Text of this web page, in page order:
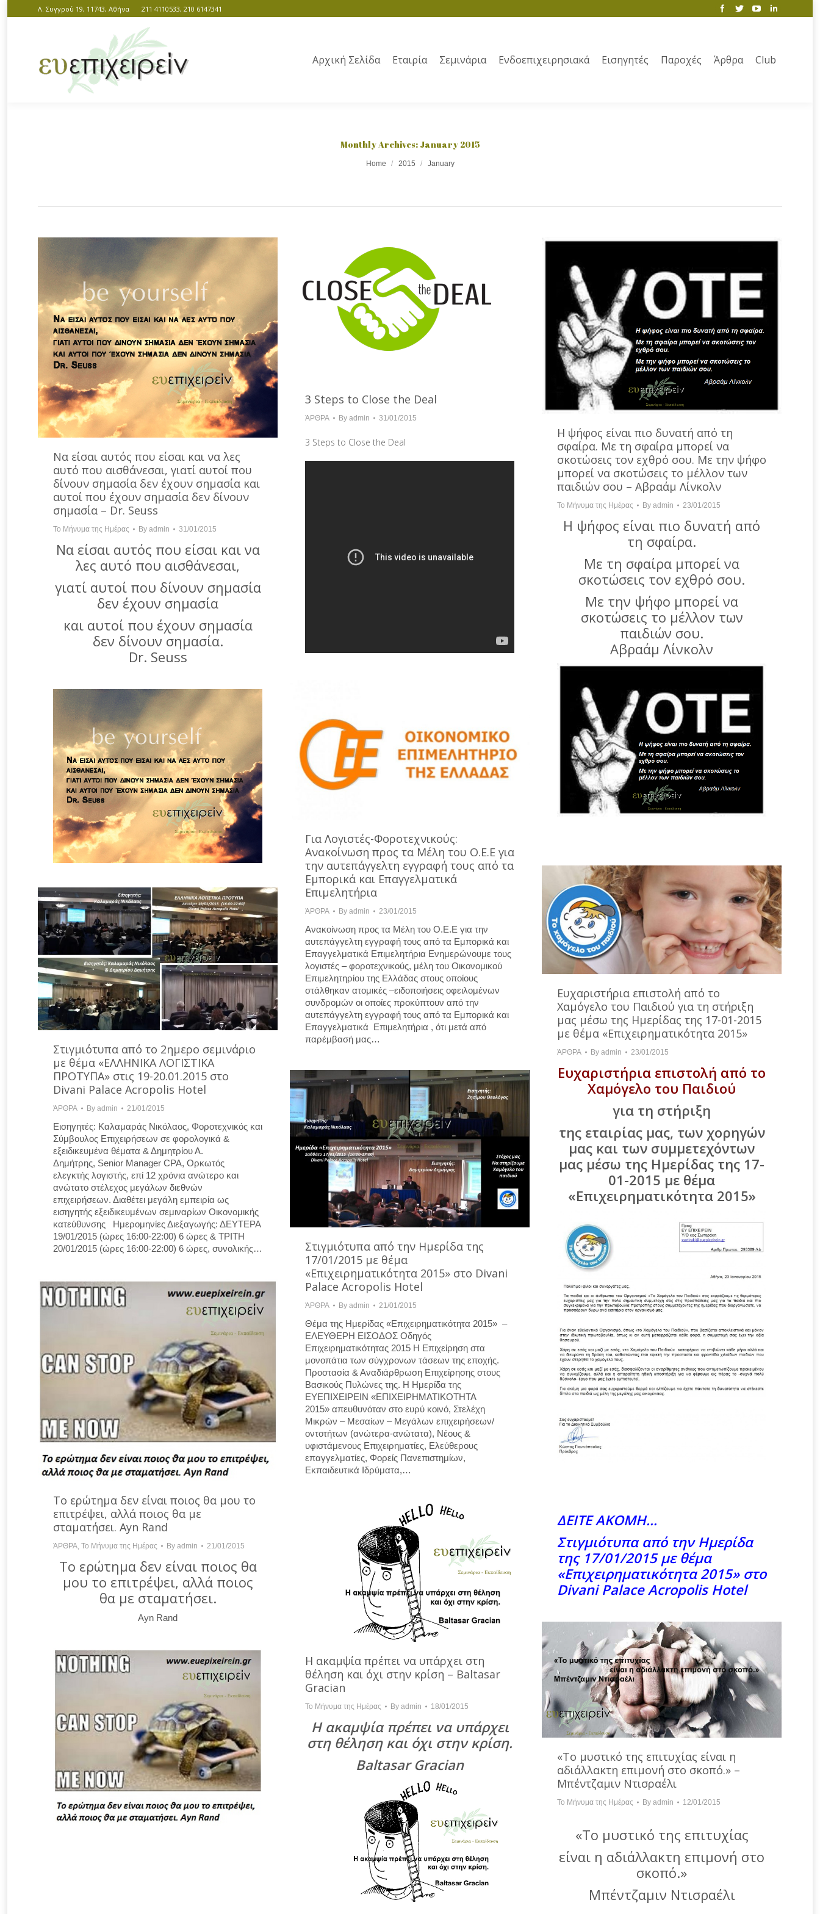
Λ. Συγγρού 19, 11743, Αθήνα 211 4110533, 210 6147341
Αρχική Σελίδα Εταιρία Σεμινάρια Ενδοεπιχειρησιακά Εισηγητές Παροχές Άρθρα Club
Monthly Archives: January 2015
Home 2015 January
Να είσαι αυτός που είσαι και να λες
αυτό που αισθάνεσαι, γιατί αυτοί που
δίνουν σημασία δεν έχουν σημασία και
αυτοί που έχουν σημασία δεν δίνουν
σημασία – Dr. Seuss
Το Μήνυμα της Ημέρας By admin 31/01/2015
Να είσαι αυτός που είσαι και να
λες αυτό που αισθάνεσαι,
γιατί αυτοί που δίνουν σημασία
δεν έχουν σημασία
και αυτοί που έχουν σημασία
δεν δίνουν σημασία.
Dr. Seuss
3 Steps to Close the Deal
ΆΡΘΡΑ By admin 31/01/2015
3 Steps to Close the Deal
Η ψήφος είναι πιο δυνατή από τη
σφαίρα. Με τη σφαίρα μπορεί να
σκοτώσεις τον εχθρό σου. Με την ψήφο
μπορεί να σκοτώσεις το μέλλον των
παιδιών σου – Αβραάμ Λίνκολν
Το Μήνυμα της Ημέρας By admin 23/01/2015
Η ψήφος είναι πιο δυνατή από
τη σφαίρα.
Με τη σφαίρα μπορεί να
σκοτώσεις τον εχθρό σου.
Με την ψήφο μπορεί να
σκοτώσεις το μέλλον των
παιδιών σου.
Αβραάμ Λίνκολν
Για Λογιστές-Φοροτεχνικούς:
Ανακοίνωση προς τα Μέλη του Ο.Ε.Ε για
την αυτεπάγγελτη εγγραφή τους από τα
Εμπορικά και Επαγγελματικά
Επιμελητήρια
ΆΡΘΡΑ By admin 23/01/2015
Ανακοίνωση προς τα Μέλη του Ο.Ε.Ε για την
αυτεπάγγελτη εγγραφή τους από τα Εμπορικά και
Επαγγελματικά Επιμελητήρια Ενημερώνουμε τους
λογιστές – φοροτεχνικούς, μέλη του Οικονομικού
Επιμελητηρίου της Ελλάδας στους οποίους
στάλθηκαν ατομικές –ειδοποιήσεις οφειλομένων
συνδρομών οι οποίες προκύπτουν από την
αυτεπάγγελτη εγγραφή τους από τα Εμπορικά και
Επαγγελματικά Επιμελητήρια , ότι μετά από
παρέμβασή μας…
Ευχαριστήρια επιστολή από το
Χαμόγελο του Παιδιού για τη στήριξη
μας μέσω της Ημερίδας της 17-01-2015
με θέμα «Επιχειρηματικότητα 2015»
ΆΡΘΡΑ By admin 23/01/2015
Ευχαριστήρια επιστολή από το
Χαμόγελο του Παιδιού
για τη στήριξη
της εταιρίας μας, των χορηγών
μας και των συμμετεχόντων
μας μέσω της Ημερίδας της 17-
01-2015 με θέμα
«Επιχειρηματικότητα 2015»
ΔΕΙΤΕ ΑΚΟΜΗ…
Στιγμιότυπα από την Ημερίδα
της 17/01/2015 με θέμα
«Επιχειρηματικότητα 2015» στο
Divani Palace Acropolis Hotel
Στιγμιότυπα από το 2ημερο σεμινάριο
με θέμα «ΕΛΛΗΝΙΚΑ ΛΟΓΙΣΤΙΚΑ
ΠΡΟΤΥΠΑ» στις 19-20.01.2015 στο
Divani Palace Acropolis Hotel
ΆΡΘΡΑ By admin 21/01/2015
Εισηγητές: Καλαμαράς Νικόλαος, Φοροτεχνικός και
Σύμβουλος Επιχειρήσεων σε φορολογικά &
εξειδικευμένα θέματα & Δημητρίου Α.
Δημήτρης, Senior Manager CPA, Ορκωτός
ελεγκτής λογιστής, επί 12 χρόνια ανώτερο και
ανώτατο στέλεχος μεγάλων διεθνών
επιχειρήσεων. Διαθέτει μεγάλη εμπειρία ως
εισηγητής εξειδικευμένων σεμιναρίων Οικονομικής
κατεύθυνσης Ημερομηνίες Διεξαγωγής: ΔΕΥΤΕΡΑ
19/01/2015 (ώρες 16:00-22:00) 6 ώρες & ΤΡΙΤΗ
20/01/2015 (ώρες 16:00-22:00) 6 ώρες, συνολικής…
Στιγμιότυπα από την Ημερίδα της
17/01/2015 με θέμα
«Επιχειρηματικότητα 2015» στο Divani
Palace Acropolis Hotel
ΆΡΘΡΑ By admin 21/01/2015
Θέμα της Ημερίδας «Επιχειρηματικότητα 2015» –
ΕΛΕΥΘΕΡΗ ΕΙΣΟΔΟΣ Οδηγός
Επιχειρηματικότητας 2015 Η Επιχείρηση στα
μονοπάτια των σύγχρονων τάσεων της εποχής.
Προστασία & Αναδιάρθρωση Επιχείρησης στους
Βασικούς Πυλώνες της. H Hμερίδα της
ΕΥΕΠΙΧΕΙΡΕΙΝ «ΕΠΙΧΕΙΡΗΜΑΤΙΚΟΤΗΤΑ
2015» απευθυνόταν στο ευρύ κοινό, Στελέχη
Μικρών – Μεσαίων – Μεγάλων επιχειρήσεων/
οντοτήτων (ανώτερα-ανώτατα), Νέους &
υφιστάμενους Επιχειρηματίες, Ελεύθερους
επαγγελματίες, Φορείς Πανεπιστημίων,
Εκπαιδευτικά Ιδρύματα,…
Το ερώτημα δεν είναι ποιος θα μου το
επιτρέψει, αλλά ποιος θα με
σταματήσει. Ayn Rand
ΆΡΘΡΑ, Το Μήνυμα της Ημέρας By admin 21/01/2015
Το ερώτημα δεν είναι ποιος θα
μου το επιτρέψει, αλλά ποιος
θα με σταματήσει.
Ayn Rand
Η ακαμψία πρέπει να υπάρχει στη
θέληση και όχι στην κρίση – Baltasar
Gracian
Το Μήνυμα της Ημέρας By admin 18/01/2015
Η ακαμψία πρέπει να υπάρχει
στη θέληση και όχι στην κρίση.
Baltasar Gracian
«Το μυστικό της επιτυχίας είναι η
αδιάλλακτη επιμονή στο σκοπό.» –
Μπέντζαμιν Ντισραέλι
Το Μήνυμα της Ημέρας By admin 12/01/2015
«Το μυστικό της επιτυχίας
είναι η αδιάλλακτη επιμονή στο
σκοπό.»
Μπέντζαμιν Ντισραέλι